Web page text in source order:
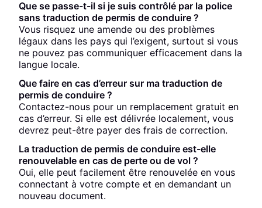
Que se passe-t-il si je suis contrôlé par la police
sans traduction de permis de conduire ?
Vous risquez une amende ou des problèmes
légaux dans les pays qui l’exigent, surtout si vous
ne pouvez pas communiquer efficacement dans la
langue locale.
Que faire en cas d’erreur sur ma traduction de
permis de conduire ?
Contactez-nous pour un remplacement gratuit en
cas d’erreur. Si elle est délivrée localement, vous
devrez peut-être payer des frais de correction.
La traduction de permis de conduire est-elle
renouvelable en cas de perte ou de vol ?
Oui, elle peut facilement être renouvelée en vous
connectant à votre compte et en demandant un
nouveau document.